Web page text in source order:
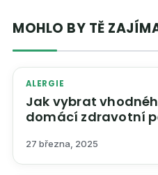
MOHLO BY TĚ
ALERGIE
Jak vybrat
domácí zdravotní
27 března, 2025